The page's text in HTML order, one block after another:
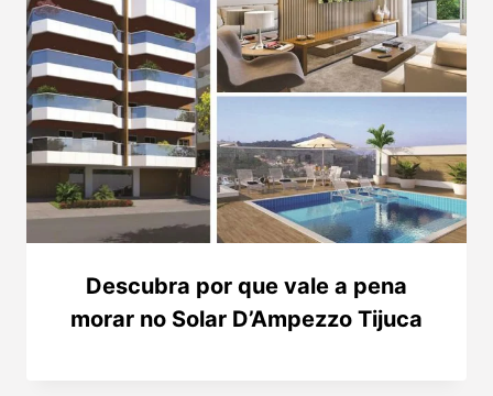
Descubra por que vale a pena
morar no Solar D’Ampezzo Tijuca